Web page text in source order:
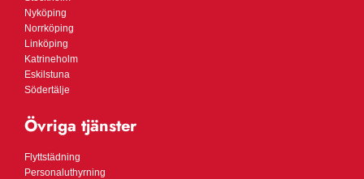
Nyköping
Norrköping
Linköping
Katrineholm
Eskilstuna
Södertälje
Övriga tjänster
Flyttstädning
Personaluthyrning